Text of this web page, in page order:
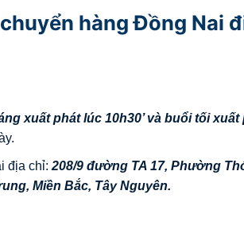
hàng Đồng Nai
xuất phát lúc 10h30’ và buổi tối xuất
địa chỉ: 208/9 đường TA 17, Phường
Miền Bắc, Tây Nguyên.